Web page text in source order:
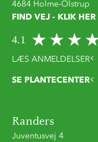
4684 Holme-Olstrup
FIND VEJ - KLIK HER
4.1
LÆS ANMELDELSER
SE PLANTECENTER
Randers
Juventusvej 4